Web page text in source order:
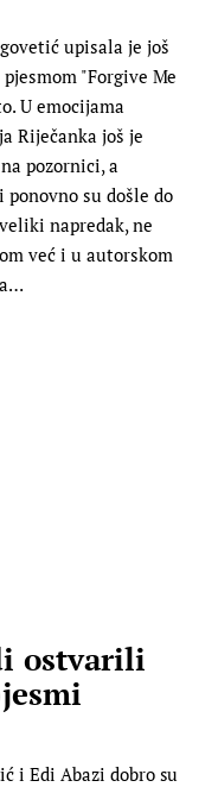
upisala je još
"Forgive Me
U emocijama
Riječanka još je
pozornici, a
su došle do
napredak, ne
već i u autorskom
ostvarili
i Edi Abazi dobro su